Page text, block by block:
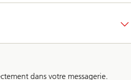
dans votre messagerie.